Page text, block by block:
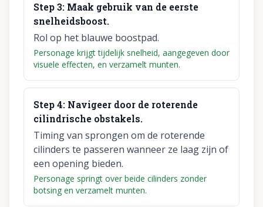
Step3: Maak gebruik van de eerste
snelheidsboost.
Rol op het blauwe boostpad.
Personage krijgt tijdelijk snelheid, aangegeven door
visuele effecten, en verzamelt munten.
Step4: Navigeer door de roterende
cilindrische obstakels.
Timing van sprongen om de roterende
cilinders te passeren wanneer ze laag zijn of
een opening bieden.
Personage springt over beide cilinders zonder
botsing en verzamelt munten.